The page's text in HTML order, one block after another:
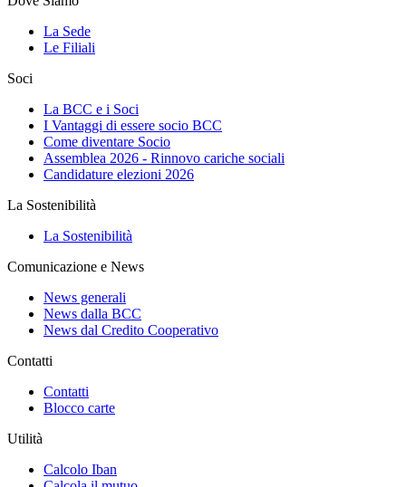
La Sede
Le Filiali
Soci
La BCC e i Soci
I Vantaggi di essere socio BCC
Come diventare Socio
Assemblea 2026 - Rinnovo cariche sociali
Candidature elezioni 2026
La Sostenibilità
La Sostenibilità
Comunicazione e News
News generali
News dalla BCC
News dal Credito Cooperativo
Contatti
Contatti
Blocco carte
Utilità
Calcolo Iban